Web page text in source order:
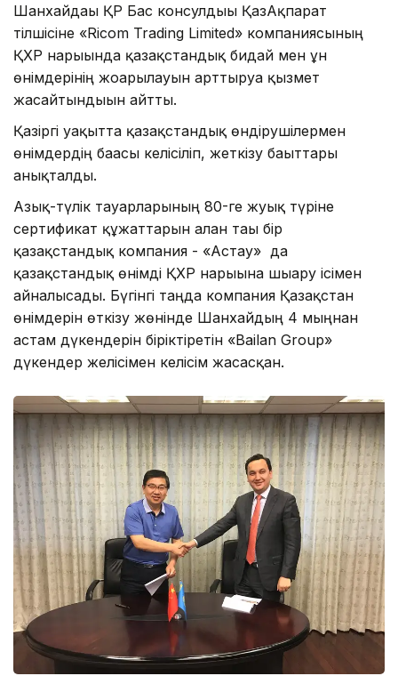
Шанхайдағы ҚР Бас консулдығы ҚазАқпарат
тілшісіне «Ricom Trading Limited» компаниясының
ҚХР нарығында қазақстандық бидай мен ұн
өнімдерінің жоғарылауын арттыруға қызмет
жасайтындығын айтты.
Қазіргі уақытта қазақстандық өндірушілермен
өнімдердің бағасы келісіліп, жеткізу бағыттары
анықталды.
Азық-түлік тауарларының 80-ге жуық түріне
сертификат құжаттарын алған тағы бір
қазақстандық компания - «Астау» да
қазақстандық өнімді ҚХР нарығына шығару ісімен
айналысады. Бүгінгі таңда компания Қазақстан
өнімдерін өткізу жөнінде Шанхайдың 4 мыңнан
астам дүкендерін біріктіретін «Bailan Group»
дүкендер желісімен келісім жасасқан.